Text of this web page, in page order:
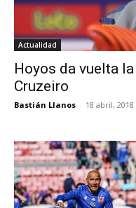
Actualidad
Hoyos da vuelta
Cruzeiro
Bastián Llanos - 18 abril, 2018